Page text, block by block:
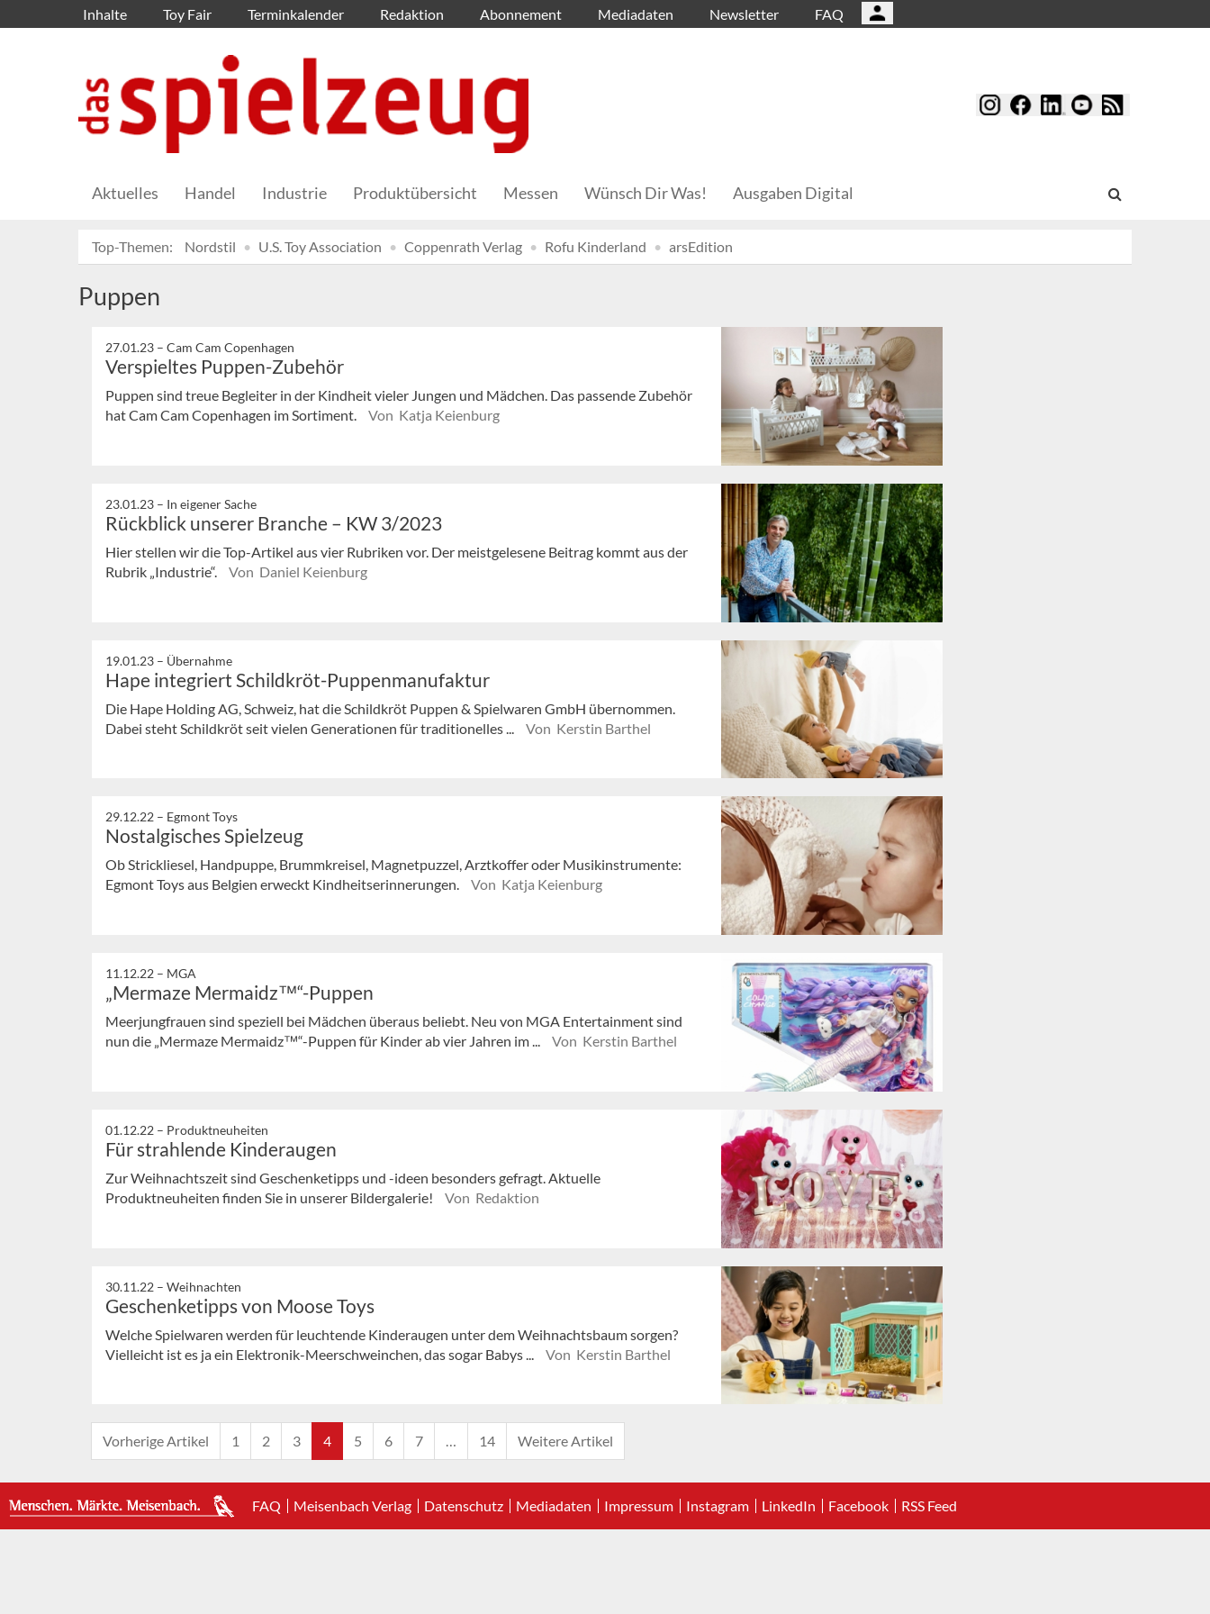
Inhalte Toy Fair Terminkalender Redaktion Abonnement Mediadaten Newsletter FAQ
Aktuelles Handel Industrie Produktübersicht Messen Wünsch Dir Was! Ausgaben Digital
Top-Themen: Nordstil U.S. Toy Association Coppenrath Verlag Rofu Kinderland arsEdition
Puppen
27.01.23 – Cam Cam Copenhagen
Verspieltes Puppen-Zubehör
Puppen sind treue Begleiter in der Kindheit vieler Jungen und Mädchen. Das passende Zubehör
hat Cam Cam Copenhagen im Sortiment.
Von Katja Keienburg
23.01.23 – In eigener Sache
Rückblick unserer Branche – KW 3/2023
Hier stellen wir die Top-Artikel aus vier Rubriken vor. Der meistgelesene Beitrag kommt aus der
Rubrik „Industrie“.
Von Daniel Keienburg
19.01.23 – Übernahme
Hape integriert Schildkröt-Puppenmanufaktur
Die Hape Holding AG, Schweiz, hat die Schildkröt Puppen & Spielwaren GmbH übernommen.
Dabei steht Schildkröt seit vielen Generationen für traditionelles ...
Von Kerstin Barthel
29.12.22 – Egmont Toys
Nostalgisches Spielzeug
Ob Strickliesel, Handpuppe, Brummkreisel, Magnetpuzzel, Arztkoffer oder Musikinstrumente:
Egmont Toys aus Belgien erweckt Kindheitserinnerungen.
Von Katja Keienburg
11.12.22 – MGA
„Mermaze Mermaidz™“-Puppen
Meerjungfrauen sind speziell bei Mädchen überaus beliebt. Neu von MGA Entertainment sind
nun die „Mermaze Mermaidz™“-Puppen für Kinder ab vier Jahren im ...
Von Kerstin Barthel
01.12.22 – Produktneuheiten
Für strahlende Kinderaugen
Zur Weihnachtszeit sind Geschenketipps und -ideen besonders gefragt. Aktuelle
Produktneuheiten finden Sie in unserer Bildergalerie!
Von Redaktion
30.11.22 – Weihnachten
Geschenketipps von Moose Toys
Welche Spielwaren werden für leuchtende Kinderaugen unter dem Weihnachtsbaum sorgen?
Vielleicht ist es ja ein Elektronik-Meerschweinchen, das sogar Babys ...
Von Kerstin Barthel
Vorherige Artikel 1 2 3 4 5 6 7 … 14 Weitere Artikel
FAQ Meisenbach Verlag Datenschutz Mediadaten Impressum Instagram LinkedIn Facebook RSS Feed